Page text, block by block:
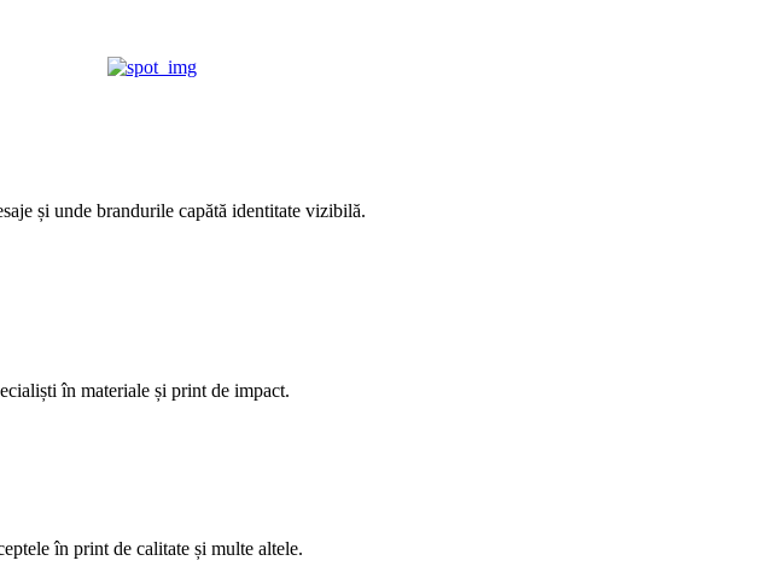
și unde brandurile capătă identitate vizibilă.
în materiale și print de impact.
în print de calitate și multe altele.